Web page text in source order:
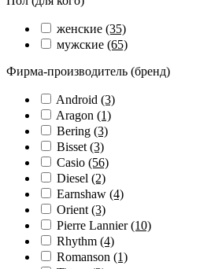
женские (35)
мужские (65)
Фирма-производитель (бренд)
Android (3)
Aragon (1)
Bering (3)
Bisset (3)
Casio (56)
Diesel (2)
Earnshaw (4)
Orient (3)
Pierre Lannier(10)
Rhythm (4)
Romanson (1)